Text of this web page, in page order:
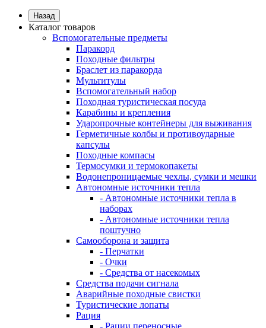
Назад
Каталог товаров
Вспомогательные предметы
Паракорд
Походные фильтры
Браслет из паракорда
Мультитулы
Вспомогательный набор
Походная туристическая посуда
Карабины и крепления
Ударопрочные контейнеры для выживания
Герметичные колбы и противоударные
капсулы
Походные компасы
Термосумки и термокопакеты
Водонепроницаемые чехлы, сумки и мешки
Автономные источники тепла
- Автономные источники тепла в
наборах
- Автономные источники тепла
поштучно
Самооборона и защита
- Перчатки
- Очки
- Средства от насекомых
Средства подачи сигнала
Аварийные походные свистки
Туристические лопаты
Рация
- Рации переносные